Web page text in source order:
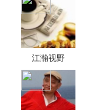
江瀚视野